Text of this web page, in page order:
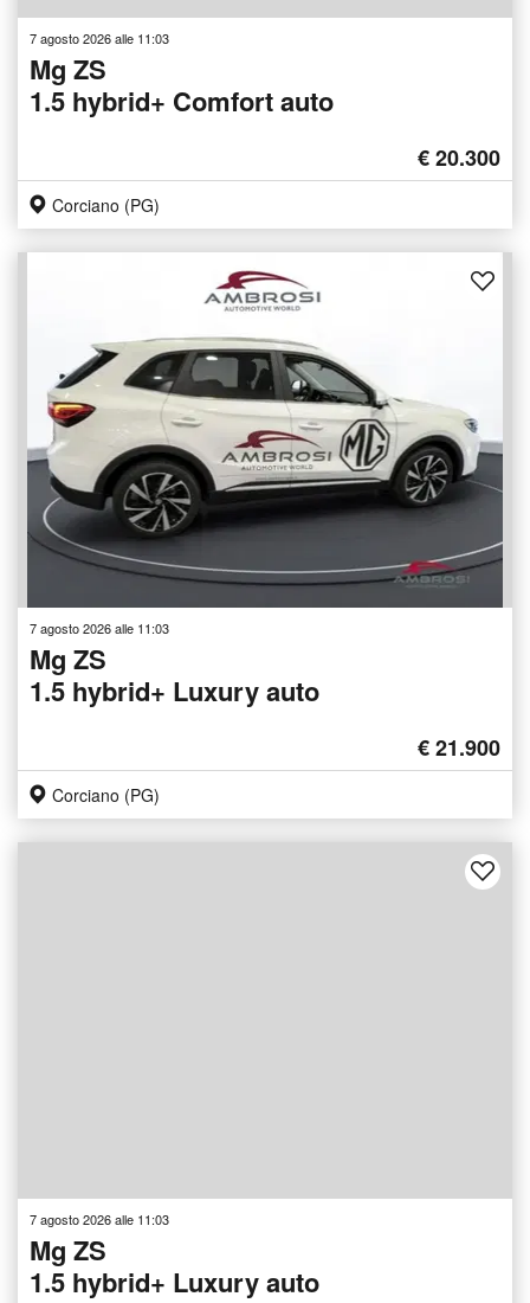
7 agosto 2026 alle 11:03
Mg ZS
1.5 hybrid+ Comfort auto
€ 20.300
Corciano (PG)
7 agosto 2026 alle 11:03
Mg ZS
1.5 hybrid+ Luxury auto
€ 21.900
Corciano (PG)
7 agosto 2026 alle 11:03
Mg ZS
1.5 hybrid+ Luxury auto